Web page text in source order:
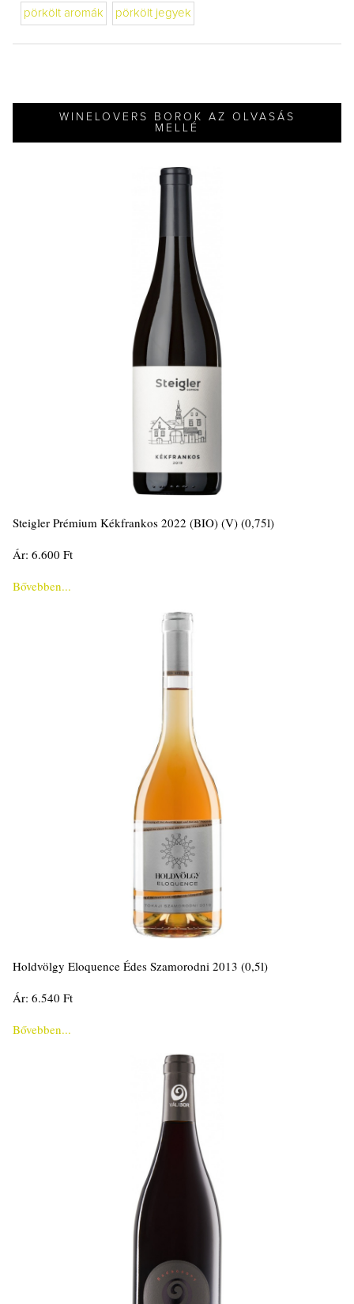
pörkölt aromák pörkölt jegyek
WINELOVERS BOROK AZ OLVASÁS
MELLÉ
Steigler Prémium Kékfrankos 2022 (BIO) (V) (0,75l)
Ár: 6.600 Ft
Bővebben...
Holdvölgy Eloquence Édes Szamorodni 2013 (0,5l)
Ár: 6.540 Ft
Bővebben...